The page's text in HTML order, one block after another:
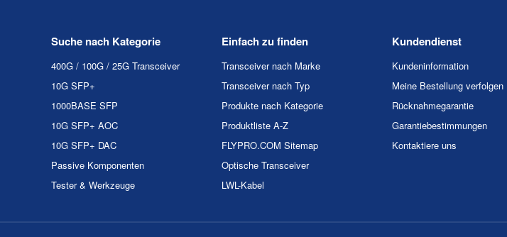
Suche nach Kategorie
400G / 100G / 25G Transceiver
10G SFP+
1000BASE SFP
10G SFP+ AOC
10G SFP+ DAC
Passive Komponenten
Tester & Werkzeuge
Einfach zu finden
Transceiver nach Marke
Transceiver nach Typ
Produkte nach Kategorie
Produktliste A-Z
FLYPRO.COM Sitemap
Optische Transceiver
LWL-Kabel
Kundendienst
Kundeninformation
Meine Bestellung verfolgen
Rücknahmegarantie
Garantiebestimmungen
Kontaktiere uns